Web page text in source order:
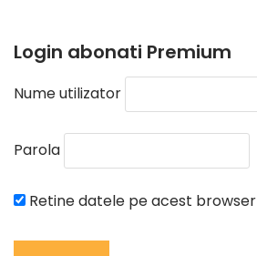
Login abonati Premium
Nume utilizator
Parola
Retine datele pe acest browser